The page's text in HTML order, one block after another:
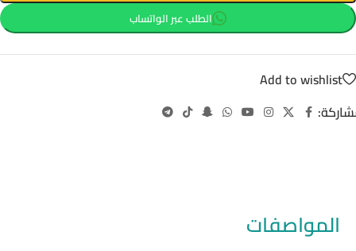
الطلب عبر الواتساب
Add to wishlist
المواصفات